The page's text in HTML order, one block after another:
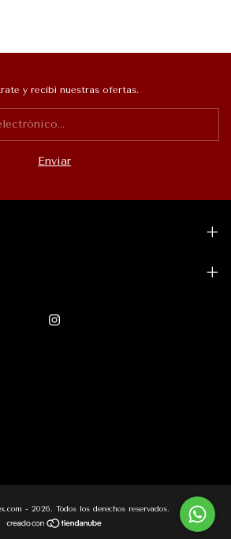
y recibí nuestras ofertas.
- 2026. Todos los derechos reservados.